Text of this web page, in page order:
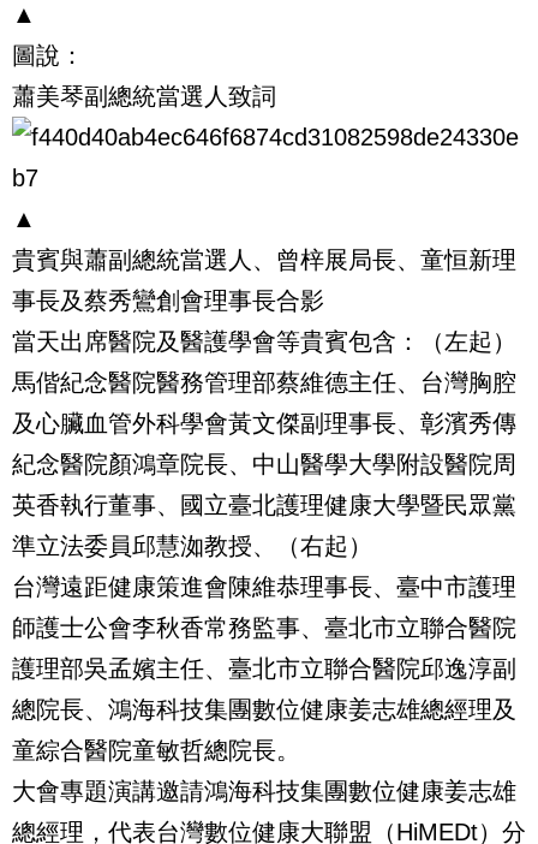
▲
圖說：
蕭美琴副總統當選人致詞
▲
貴賓與蕭副總統當選人、曾梓展局長、童恒新理
事長及蔡秀鸞創會理事長合影
當天出席醫院及醫護學會等貴賓包含：（左起）
馬偕紀念醫院醫務管理部蔡維德主任、台灣胸腔
及心臟血管外科學會黃文傑副理事長、彰濱秀傳
紀念醫院顏鴻章院長、中山醫學大學附設醫院周
英香執行董事、國立臺北護理健康大學暨民眾黨
準立法委員邱慧洳教授、（右起）
台灣遠距健康策進會陳維恭理事長、臺中市護理
師護士公會李秋香常務監事、臺北市立聯合醫院
護理部吳孟嬪主任、臺北市立聯合醫院邱逸淳副
總院長、鴻海科技集團數位健康姜志雄總經理及
童綜合醫院童敏哲總院長。
大會專題演講邀請鴻海科技集團數位健康姜志雄
總經理，代表台灣數位健康大聯盟（HiMEDt）分